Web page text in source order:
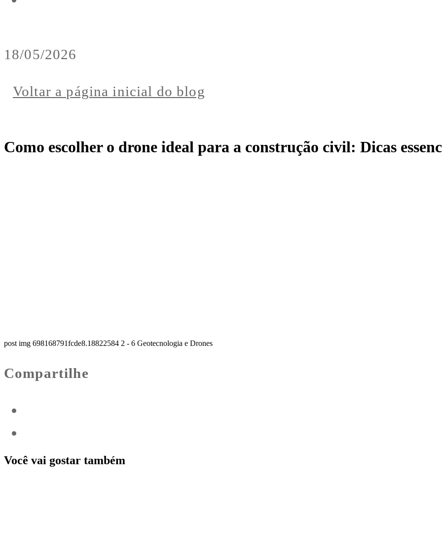
18/05/2026
Voltar a página inicial do blog
Como escolher o drone ideal para a construção civil: Dicas
post img 698168791fcde8.18822584 2 - 6 Geotecnologia e Drones
Compartilhe
Você vai gostar também